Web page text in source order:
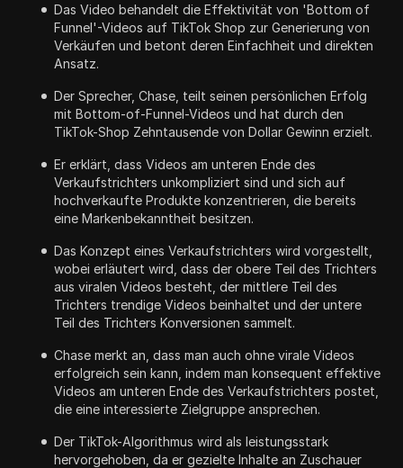
Das Video behandelt die Effektivität von 'Bottom of
Funnel'-Videos auf TikTok Shop zur Generierung von
Verkäufen und betont deren Einfachheit und direkten
Ansatz.
Der Sprecher, Chase, teilt seinen persönlichen Erfolg
mit Bottom-of-Funnel-Videos und hat durch den
TikTok-Shop Zehntausende von Dollar Gewinn erzielt.
Er erklärt, dass Videos am unteren Ende des
Verkaufstrichters unkompliziert sind und sich auf
hochverkaufte Produkte konzentrieren, die bereits
eine Markenbekanntheit besitzen.
Das Konzept eines Verkaufstrichters wird vorgestellt,
wobei erläutert wird, dass der obere Teil des Trichters
aus viralen Videos besteht, der mittlere Teil des
Trichters trendige Videos beinhaltet und der untere
Teil des Trichters Konversionen sammelt.
Chase merkt an, dass man auch ohne virale Videos
erfolgreich sein kann, indem man konsequent effektive
Videos am unteren Ende des Verkaufstrichters postet,
die eine interessierte Zielgruppe ansprechen.
Der TikTok-Algorithmus wird als leistungsstark
hervorgehoben, da er gezielte Inhalte an Zuschauer